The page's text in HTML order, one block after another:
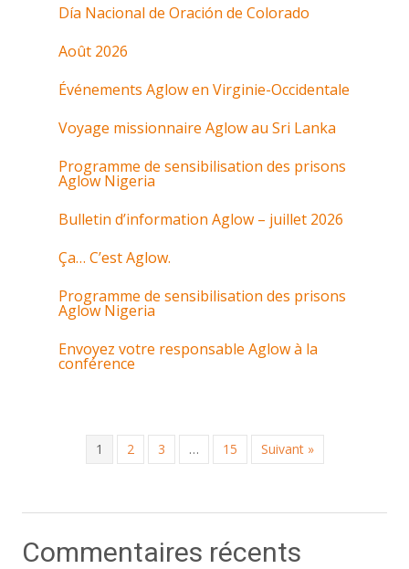
Día Nacional de Oración de Colorado
Août 2026
Événements Aglow en Virginie-Occidentale
Voyage missionnaire Aglow au Sri Lanka
Programme de sensibilisation des prisons
Aglow Nigeria
Bulletin d’information Aglow – juillet 2026
Ça… C’est Aglow.
Programme de sensibilisation des prisons
Aglow Nigeria
Envoyez votre responsable Aglow à la
conférence
1 2 3 … 15 Suivant »
Commentaires récents